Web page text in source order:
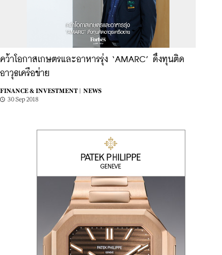
คว้าโอกาสเกษตรและอาหารรุ่ง ‘AMARC’ ดึงทุนติด
อาวุธเครือข่าย
FINANCE & INVESTMENT |
NEWS
30 Sep 2018